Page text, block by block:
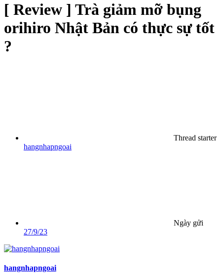
[ Review ] Trà giảm mỡ bụng
orihiro Nhật Bản có thực sự tốt
?
Thread starter
hangnhapngoai
Ngày gửi
27/9/23
hangnhapngoai